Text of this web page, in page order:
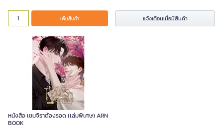
เพิ่มสินค้า แจ้งเตือนเมื่อมีสินค้า
หนังสือ เขมจิราต้องรอด (เล่มพิเศษ) ARN
BOOK